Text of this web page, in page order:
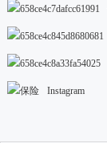
Instagram